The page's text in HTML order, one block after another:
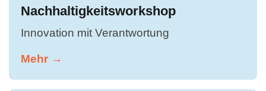
Nachhaltigkeitsworkshop
Innovation mit Verantwortung
Mehr →